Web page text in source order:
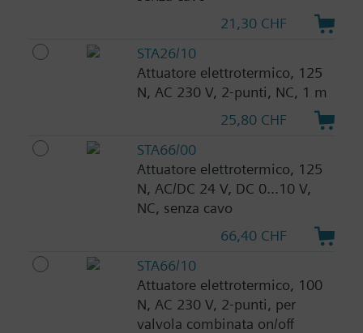
21,30 CHF
STA26/10
Attuatore elettrotermico, 125
N, AC 230 V, 2-punti, NC, 1 m
25,80 CHF
STA66/00
Attuatore elettrotermico, 125
N, AC/DC 24 V, DC 0...10 V,
NC, senza cavo
66,40 CHF
STA66/10
Attuatore elettrotermico, 100
N, AC 230 V, 2-punti, per
valvola combinata on/off